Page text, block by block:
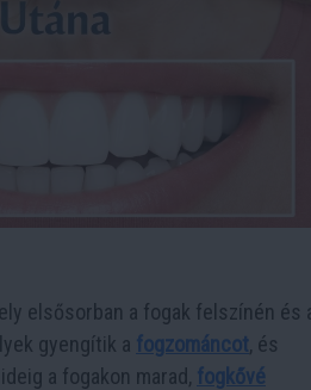
elsősorban a fogak felszínén és
gyengítik a fogzománcot, és
a fogakon marad, fogkővé